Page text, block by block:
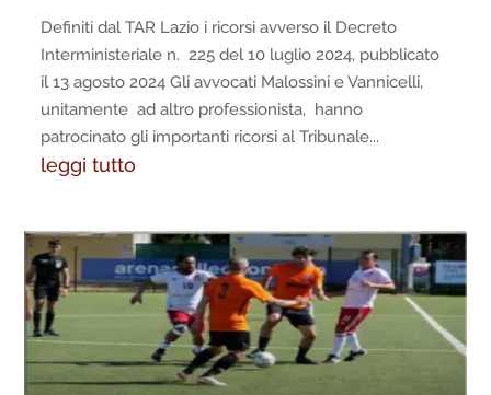
Definiti dal TAR Lazio i ricorsi avverso il Decreto
Interministeriale n. 225 del 10 luglio 2024, pubblicato
il 13 agosto 2024 Gli avvocati Malossini e Vannicelli,
unitamente ad altro professionista, hanno
patrocinato gli importanti ricorsi al Tribunale...
leggi tutto